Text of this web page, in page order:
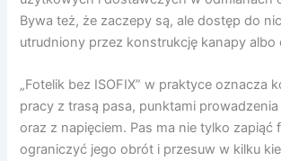
Bywa też, że zaczepy są, ale dostęp do
utrudniony przez konstrukcję kanapy albo
„Fotelik bez ISOFIX” w praktyce oznacza
pracy z trasą pasa, punktami
oraz z napięciem. Pas ma nie tylko zapiąć
ograniczyć jego obrót i przesuw w kilku